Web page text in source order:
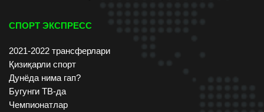
СПОРТ ЭКСПРЕСС
2021-2022 трансферлари
Қизиқарли спорт
Дунёда нима гап?
Бугунги ТВ-да
Чемпионатлар